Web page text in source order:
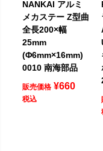
NANKAI アルミ
メカステー Z型曲
全長200×幅
25mm
(Φ6mm×16mm)
0010 南海部品
販売価格 ¥660
税込